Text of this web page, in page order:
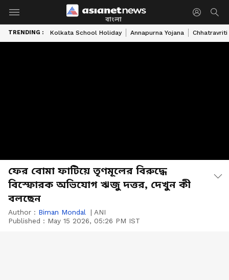
বাংলা
TRENDING : Kolkata School Holiday Annapurna Yojana Chhatravriti
ফের বোমা ফাটিয়ে তৃণমূলের বিরুদ্ধে
বিস্ফোরক অভিযোগ ঋজু দত্তর, দেখুন কী
বলছেন
Author : Biman Mondal | ANI
Published : May 15 2026, 05:26 PM IST